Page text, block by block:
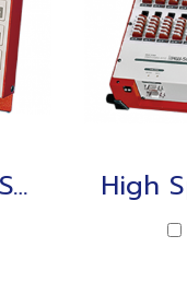
Switching Box CSW-5B (for TC-32K)